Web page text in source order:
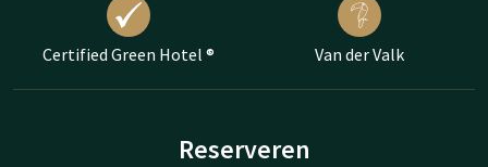
Certified Green Hotel ® Van der Valk
Reserveren